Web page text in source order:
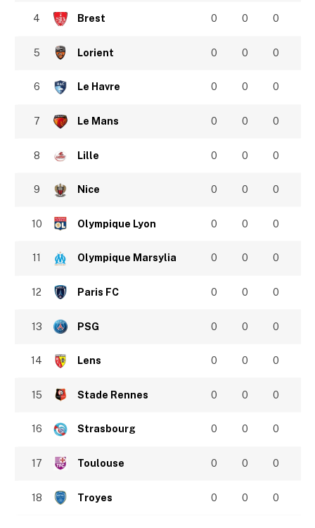
4 Brest 0 0 0
5 Lorient 0 0 0
6 Le Havre 0 0 0
7 Le Mans 0 0 0
8 Lille 0 0 0
9 Nice 0 0 0
10 Olympique Lyon 0 0 0
11 Olympique Marsylia 0 0 0
12 Paris FC 0 0 0
13 PSG 0 0 0
14 Lens 0 0 0
15 Stade Rennes 0 0 0
16 Strasbourg 0 0 0
17 Toulouse 0 0 0
18 Troyes 0 0 0